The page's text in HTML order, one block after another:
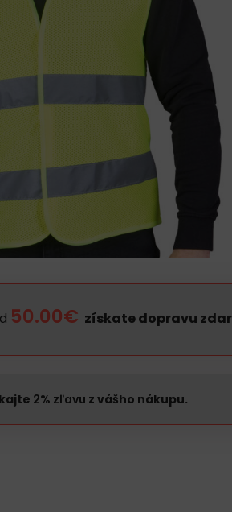
50.00€ získate dopravu
2% zľavu z vášho nákupu.